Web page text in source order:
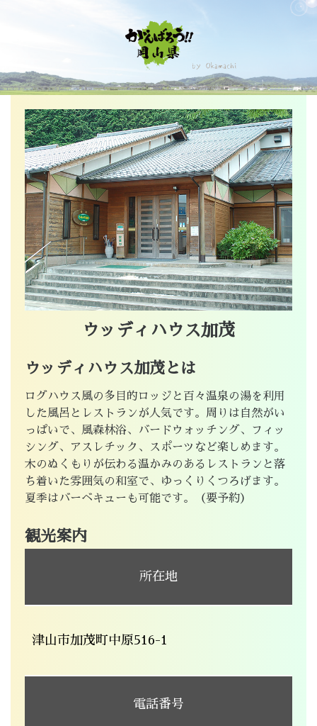
ウッディハウス加茂
ウッディハウス加茂とは
ログハウス風の多目的ロッジと百々温泉の湯を利用
した風呂とレストランが人気です。周りは自然がい
っぱいで、風森林浴、バードウォッチング、フィッ
シング、アスレチック、スポーツなど楽しめます。
木のぬくもりが伝わる温かみのあるレストランと落
ち着いた雰囲気の和室で、ゆっくりくつろげます。
夏季はバーベキューも可能です。（要予約）
観光案内
所在地
津山市加茂町中原516-1
電話番号